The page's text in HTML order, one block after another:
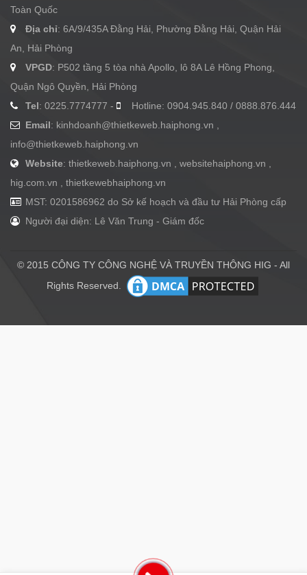
Toàn Quốc
Địa chỉ: 6A/9/435A Đằng Hải, Phường Đằng Hải, Quận Hải
An, Hải Phòng
VPGD: P502 tầng 5 tòa nhà Apollo, lô 8A Lê Hồng Phong,
Quận Ngô Quyền, Hải Phòng
Tel: 0225.7774777 -
Hotline: 0904.945.840 / 0888.876.444
Email: kinhdoanh@thietkeweb.haiphong.vn
info@thietkeweb.haiphong.vn
Website: thietkeweb.haiphong.vn , websitehaiphong.vn ,
hig.com.vn , thietkewebhaiphong.vn
MST: 0201586962 do Sở kế hoạch và đầu tư Hải Phòng cấp
Người đại diện: Lê Văn Trung - Giám đốc
© 2015 CÔNG TY CÔNG NGHỆ VÀ TRUYỀN THÔNG HIG - All
Rights Reserved.